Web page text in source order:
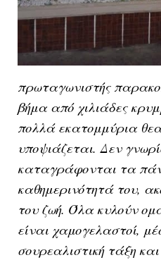
πρωταγωνιστής
βήμα από χιλιάδες
πολλά εκατομμύρια
υποψιάζεται. Δεν
καταγράφονται τα
καθημερινότητά του,
του ζωή. Όλα κυλούν
είναι χαμογελαστοί,
σουρεαλιστική τάξη